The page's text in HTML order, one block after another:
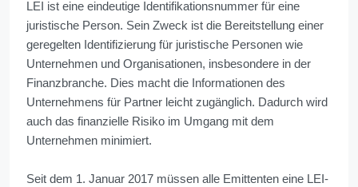
LEI ist eine eindeutige Identifikationsnummer für eine
juristische Person. Sein Zweck ist die Bereitstellung einer
geregelten Identifizierung für juristische Personen wie
Unternehmen und Organisationen, insbesondere in der
Finanzbranche. Dies macht die Informationen des
Unternehmens für Partner leicht zugänglich. Dadurch wird
auch das finanzielle Risiko im Umgang mit dem
Unternehmen minimiert.
Seit dem 1. Januar 2017 müssen alle Emittenten eine LEI-